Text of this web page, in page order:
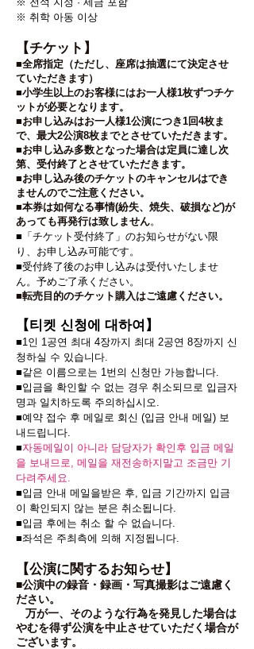
※ 취학 아동 이상
【チケット】
■全席指定（ただし、座席は抽選にて決定させ
ていただきます）
■小学生以上のお客様にはお一人様1枚ずつチケ
ットが必要となります。
■お申し込みはお一人様1公演につき1回4枚ま
で、最大2公演8枚までとさせていただきます。
■お申し込み多数となった場合は定員に達し次
第、受付終了とさせていただきます。
■お申し込み後のチケットのキャンセルはでき
ませんのでご注意ください。
■本券は如何なる事情(紛失、焼失、破損など)が
あっても再発行は致しません。
■「チケット受付終了」のお知らせがない限
り、お申し込み可能です。
■受付終了後のお申し込みは受付いたしませ
ん。予めご了承ください。
■転売目的のチケット購入はご遠慮ください。
【티켓 신청에 대하여 】
■1인 1공연 최대 4장까지 최대 2공연 8장까지 신
청하실 수 있습니다.
■같은 이름으로는 1번의 신청만 가능합니다.
■입금을 확인할 수 없는 경우 취소되므로 입금자
명과 일치하도록 주의하십시오.
■예약 접수 후 메일로 회신 (입금 안내 메일) 보
내드립니다.
■자동메일이 아니라 담당자가 확인후 입금 메일
을 보내므로, 메일을 재전송하지말고 조금만 기
다려주세요.
■입금 안내 메일을받은 후, 입금 기간까지 입금
이 확인되지 않는 분은 취소됩니다.
■입금 후에는 취소 할 수 없습니다.
■좌석은 주최측에 의해 지정됩니다.
【公演に関するお知らせ】
■公演中の録音・録画・写真撮影はご遠慮く
ださい。
万が一、そのような行為を発見した場合は
やむを得ず公演を中止させていただく場合が
ございます。